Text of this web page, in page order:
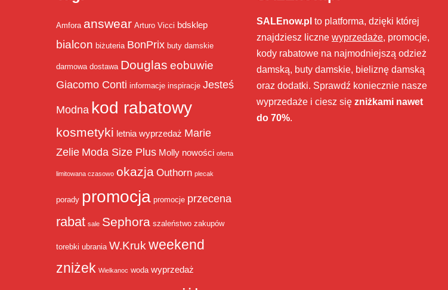
Amfora answear Arturo Vicci bdsklep
bialcon biżuteria BonPrix buty damskie
darmowa dostawa Douglas eobuwie
Giacomo Conti informacje inspiracje Jesteś
Modna kod rabatowy
kosmetyki letnia wyprzedaż Marie
Zelie Moda Size Plus Molly nowości oferta
limitowana czasowo okazja Outhorn plecak
porady promocja promocje przecena
rabat sale Sephora szaleństwo zakupów
torebki ubrania W.Kruk weekend
zniżek Wielkanoc woda wyprzedaż
SALEnow.pl to platforma, dzięki której
znajdziesz liczne wyprzedaże, promocje,
kody rabatowe na najmodniejszą odzież
damską, buty damskie, bieliznę damską
oraz dodatki. Sprawdź koniecznie nasze
wyprzedaże i ciesz się zniżkami nawet
do 70%.